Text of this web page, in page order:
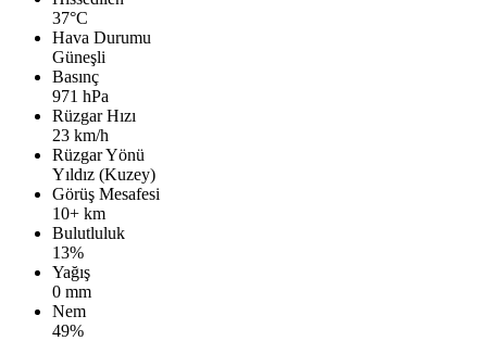
37°C
Hava Durumu
Güneşli
Basınç
971 hPa
Rüzgar Hızı
23 km/h
Rüzgar Yönü
Yıldız (Kuzey)
Görüş Mesafesi
10+ km
Bulutluluk
13%
Yağış
0 mm
Nem
49%